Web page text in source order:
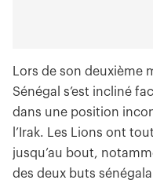
Lors de son deuxième
Sénégal s’est incliné
dans une position
l’Irak. Les Lions ont
jusqu’au bout,
des deux buts